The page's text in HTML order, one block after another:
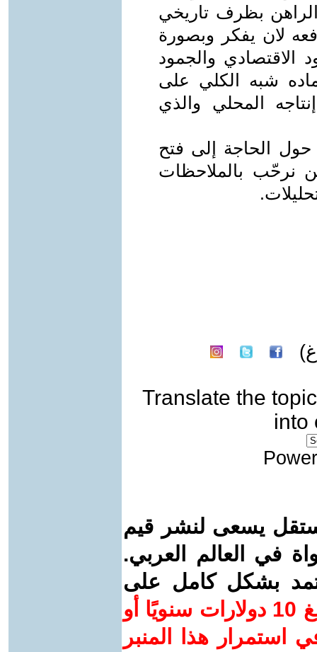
بظرف تاريخي
لان يفكر وبصورة
الاقتصادي والجمود
شبه الكلي على
المحلي والذي
حول الحاجة إلى فتح
نرحّب بالملاحظات
Translate the topic
into
يسعى لنشر قيم
في العالم العربي.
بشكل كامل على
ساهم/ي معنا! بدعمكم بمبلغ 10 دولارات سنويًا أو
استمرار هذا المنبر